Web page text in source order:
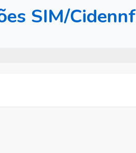
SIM/Cidennf